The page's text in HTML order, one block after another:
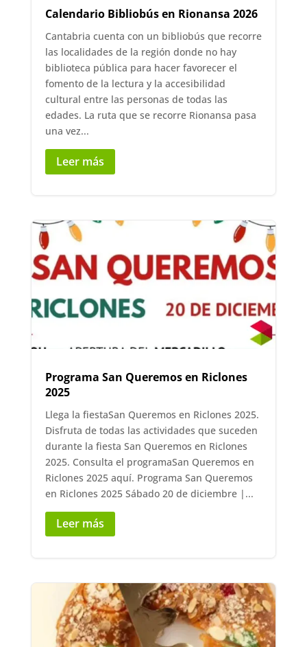
Calendario Bibliobús en Rionansa 2026
Cantabria cuenta con un bibliobús que recorre
las localidades de la región donde no hay
biblioteca pública para hacer favorecer el
fomento de la lectura y la accesibilidad
cultural entre las personas de todas las
edades. La ruta que se recorre Rionansa pasa
una vez...
Leer más
Programa San Queremos en Riclones
2025
Llega la fiestaSan Queremos en Riclones 2025.
Disfruta de todas las actividades que suceden
durante la fiesta San Queremos en Riclones
2025. Consulta el programaSan Queremos en
Riclones 2025 aquí. Programa San Queremos
en Riclones 2025 Sábado 20 de diciembre |...
Leer más